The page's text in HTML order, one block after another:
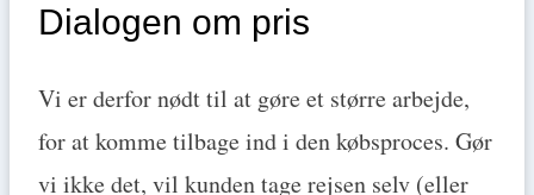
Dialogen om pris
Vi er derfor nødt til at gøre et større arbejde,
for at komme tilbage ind i den købsproces. Gør
vi ikke det, vil kunden tage rejsen selv (eller